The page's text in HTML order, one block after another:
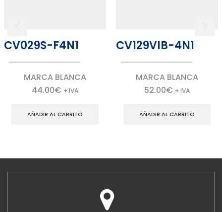
CV029S-F4N1
MARCA BLANCA
44.00€ + IVA
AÑADIR AL CARRITO
CV129VIB-4N1
MARCA BLANCA
52.00€ + IVA
AÑADIR AL CARRITO